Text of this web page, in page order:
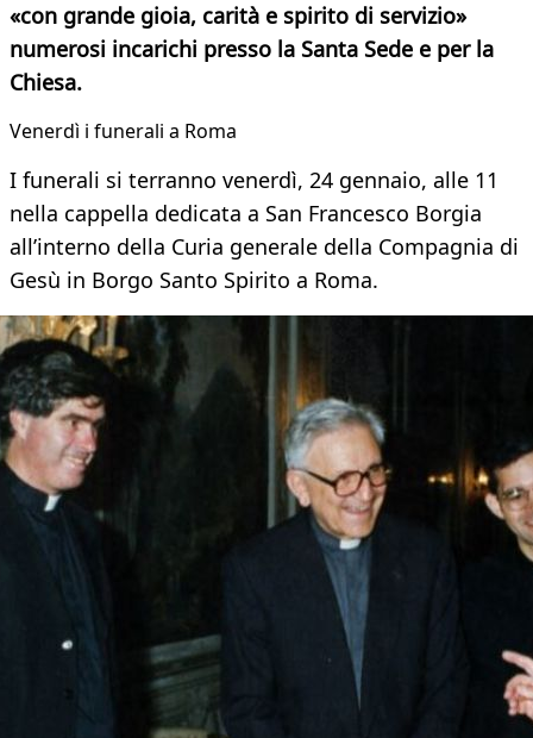
«con grande gioia, carità e spirito di servizio»
numerosi incarichi presso la Santa Sede e per la
Chiesa.
​Venerdì i funerali a Roma
I funerali si terranno venerdì, 24 gennaio, alle 11
nella cappella dedicata a San Francesco Borgia
all’interno della Curia generale della Compagnia di
Gesù in Borgo Santo Spirito a Roma.